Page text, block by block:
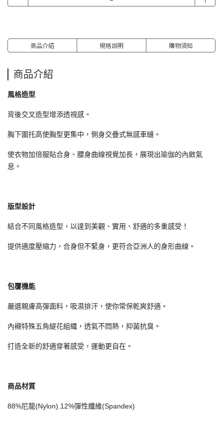
商品介紹 規格說明 購物須知
商品介紹
風格造型
背後交叉造型增添透視感。
胸下圍托高使胸型更集中，側身交疊式無感車縫。
使衣物加倍服貼合身、腰身曲線視覺加長，展現出瑜伽的內斂氣
息。
版型設計
結合不同風格造型，以達到美觀、實用、舒適的多重感受！
提供適度壓縮力，合身但不緊身，更符合亞洲人的身形曲線。
包覆機能
嚴選親膚高彈面料，吸濕排汗，使你常保乾爽舒適。
內襯特殊五角緹花組織，透氣不悶熱，抑菌抗臭。
打造全新的舒適穿著感受，運動更自在。
商品材質
88%尼龍(Nylon).12%彈性纖維(Spandex)